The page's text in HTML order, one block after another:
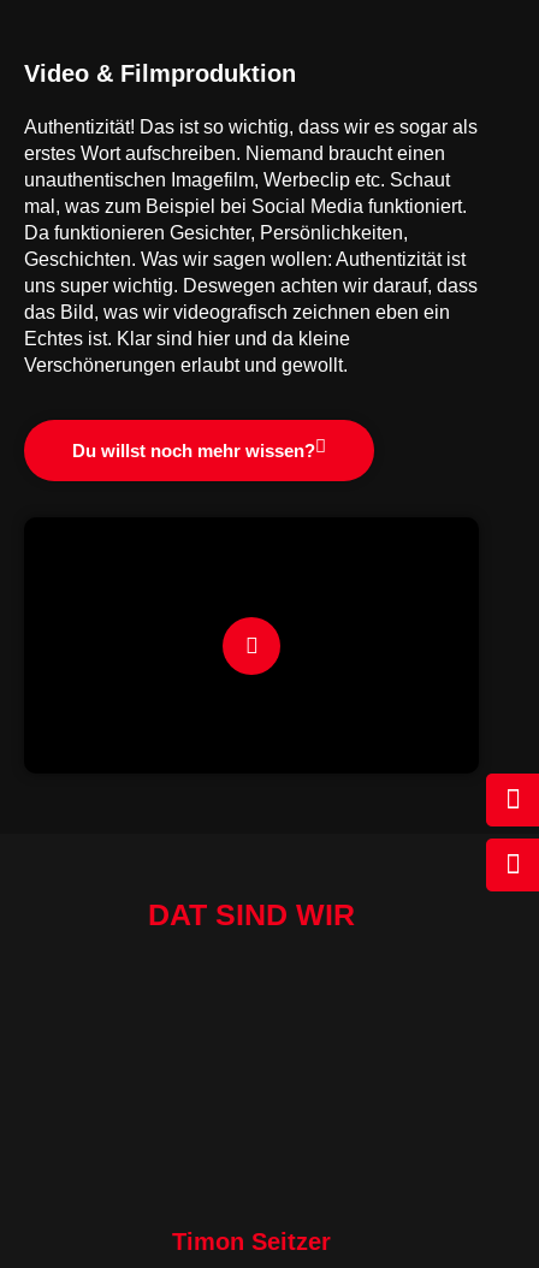
Video & Filmproduktion
Authentizität! Das ist so wichtig, dass wir es sogar als
erstes Wort aufschreiben. Niemand braucht einen
unauthentischen Imagefilm, Werbeclip etc. Schaut
mal, was zum Beispiel bei Social Media funktioniert.
Da funktionieren Gesichter, Persönlichkeiten,
Geschichten. Was wir sagen wollen: Authentizität ist
uns super wichtig. Deswegen achten wir darauf, dass
das Bild, was wir videografisch zeichnen eben ein
Echtes ist. Klar sind hier und da kleine
Verschönerungen erlaubt und gewollt.
Du willst noch mehr wissen?
DAT SIND WIR
Timon Seitzer